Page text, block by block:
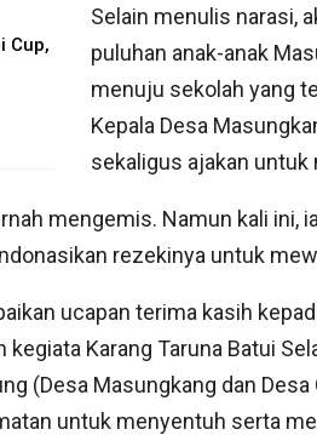
Cup,
Selain menulis narasi,
puluhan anak-anak
menuju sekolah yang
Kepala Desa
sekaligus ajakan
mengemis. Namun kali ini,
rezekinya untuk
ucapan terima kasih
Karang Taruna Batui
(Desa Masungkang dan Desa
untuk menyentuh serta